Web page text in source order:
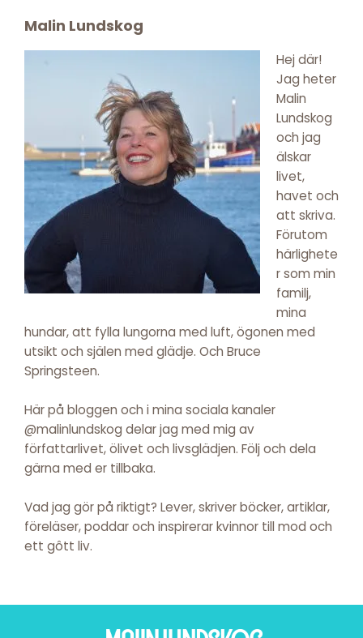
Footer
Malin Lundskog
Hej där!
Jag heter
Malin
Lundskog
och jag
älskar
livet,
havet och
att skriva.
Förutom
härlighete
r som min
familj,
mina
hundar, att fylla lungorna med luft, ögonen med
utsikt och själen med glädje. Och Bruce
Springsteen.
Här på bloggen och i mina sociala kanaler
@malinlundskog delar jag med mig av
författarlivet, ölivet och livsglädjen. Följ och dela
gärna med er tillbaka.
Vad jag gör på riktigt? Lever, skriver böcker, artiklar,
föreläser, poddar och inspirerar kvinnor till mod och
ett gôtt liv.